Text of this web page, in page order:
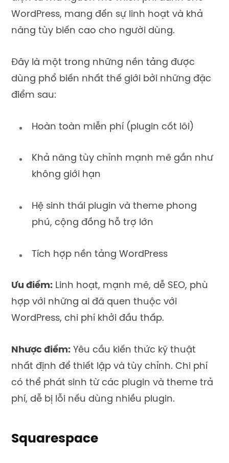
WordPress, mang đến sự linh hoạt và khả
năng tùy biến cao cho người dùng.
Đây là một trong những nền tảng được
dùng phổ biến nhất thế giới bởi những đặc
điểm sau:
Hoàn toàn miễn phí (plugin cốt lõi)
Khả năng tùy chỉnh mạnh mẽ gần như
không giới hạn
Hệ sinh thái plugin và theme phong
phú, cộng đồng hỗ trợ lớn
Tích hợp nền tảng WordPress
Ưu điểm: Linh hoạt, mạnh mẽ, dễ SEO, phù
hợp với những ai đã quen thuộc với
WordPress, chi phí khởi đầu thấp.
Nhược điểm: Yêu cầu kiến thức kỹ thuật
nhất định để thiết lập và tùy chỉnh. Chi phí
có thể phát sinh từ các plugin và theme trả
phí, dễ bị lỗi nếu dùng nhiều plugin.
Squarespace